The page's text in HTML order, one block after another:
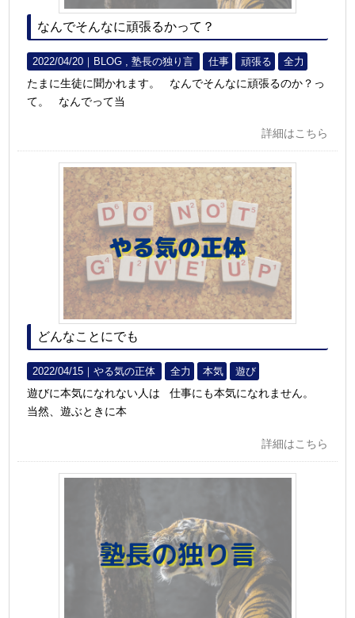
なんでそんなに頑張るかって？
2022/04/20｜ BLOG 塾長の独り言 仕事 頑張る 全力
たまに生徒に聞かれます。 なんでそんなに頑張るのか？っ
て。 なんでって当
詳細はこちら
どんなことにでも
2022/04/15｜やる気の正体 全力 本気 遊び
遊びに本気になれない人は 仕事にも本気になれません。
当然、遊ぶときに本
詳細はこちら